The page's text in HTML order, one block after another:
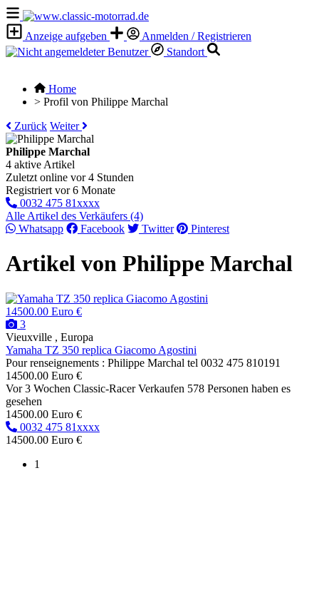
Anzeige aufgeben
Anmelden / Registrieren
Standort
Home
> Profil von Philippe Marchal
Zurück Weiter
Philippe Marchal
4 aktive Artikel
Zuletzt online vor 4 Stunden
Registriert vor 6 Monate
0032 475 81xxxx
Alle Artikel des Verkäufers (4)
Whatsapp
Facebook Twitter Pinterest
Artikel von Philippe Marchal
14500.00 Euro €
3
Vieuxville , Europa
Yamaha TZ 350 replica Giacomo Agostini
Pour renseignements : Philippe Marchal tel 0032 475 810191
14500.00 Euro €
Vor 3 Wochen Classic-Racer Verkaufen 578 Personen haben es
gesehen
14500.00 Euro €
0032 475 81xxxx
14500.00 Euro €
1